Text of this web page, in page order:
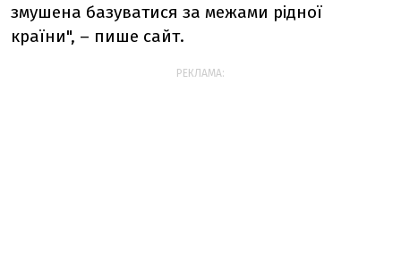
змушена базуватися за межами рідної
країни", – пише сайт.
РЕКЛАМА: